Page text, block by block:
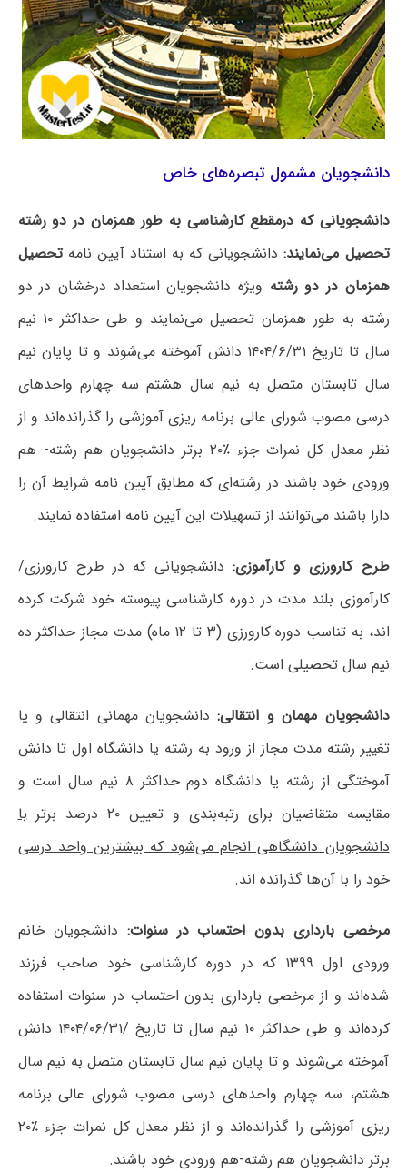
دانشجویان مشمول تبصره‌های خاص
دانشجویانی که درمقطع کارشناسی به طور همزمان در دو رشته
تحصیل می‌نمایند: دانشجویانی که به استناد آیین نامه تحصیل
همزمان در دو رشته ویژه دانشجویان استعداد درخشان در دو
رشته به طور همزمان تحصیل می‌نمایند و طی حداکثر ۱۰ نیم
سال تا تاریخ ۱۴۰۴/۶/۳۱ دانش آموخته می‌شوند و تا پایان نیم
سال تابستان متصل به نیم سال هشتم سه چهارم واحدهای
درسی مصوب شورای عالی برنامه ریزی آموزشی را گذرانده‌اند و از
نظر معدل کل نمرات جزء ٪۲۰ برتر دانشجویان هم رشته- هم
ورودی خود باشند در رشته‌ای که مطابق آیین نامه شرایط آن را
دارا باشند می‌توانند از تسهیلات این آیین نامه استفاده نمایند.
طرح کارورزی و کارآموزی: دانشجویانی که در طرح کارورزی/
کارآموزی بلند مدت در دوره کارشناسی پیوسته خود شرکت کرده
اند، به تناسب دوره کارورزی (۳ تا ۱۲ ماه) مدت مجاز حداکثر ده
نیم سال تحصیلی است.
دانشجویان مهمان و انتقالی: دانشجویان مهمانی انتقالی و یا
تغییر رشته مدت مجاز از ورود به رشته یا دانشگاه اول تا دانش
آموختگی از رشته یا دانشگاه دوم حداکثر ۸ نیم سال است و
مقایسه متقاضیان برای رتبه‌بندی و تعیین ۲۰ درصد برتر
با
دانشجویان دانشگاهی انجام می‌شود که بیشترین واحد درسی
خود را با آن‌ها گذراندهاند.
مرخصی بارداری بدون احتساب در سنوات: دانشجویان خانم
ورودی اول ۱۳۹۹ که در دوره کارشناسی خود صاحب فرزند
شده‌اند و از مرخصی بارداری بدون احتساب در سنوات استفاده
کرده‌اند و طی حداکثر ۱۰ نیم سال تا تاریخ /۱۴۰۴/۰۶/۳۱ دانش
آموخته می‌شوند و تا پایان نیم سال تابستان متصل به نیم سال
هشتم، سه چهارم واحدهای درسی مصوب شورای عالی برنامه
ریزی آموزشی را گذرانده‌اند و از نظر معدل کل نمرات جزء ٪۲۰
برتر دانشجویان هم رشته-هم ورودی خود باشند.